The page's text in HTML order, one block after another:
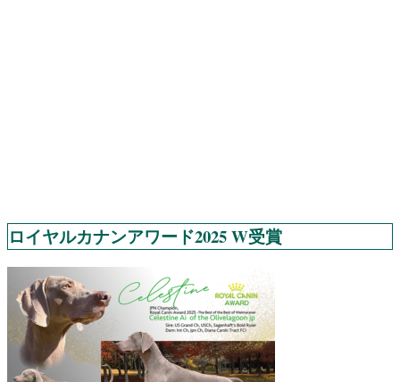
ロイヤルカナンアワード2025 W受賞